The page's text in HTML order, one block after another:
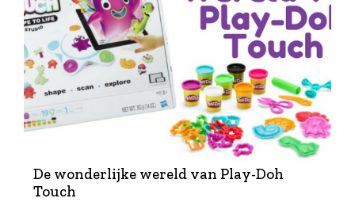
De wonderlijke wereld van Play-Doh
Touch